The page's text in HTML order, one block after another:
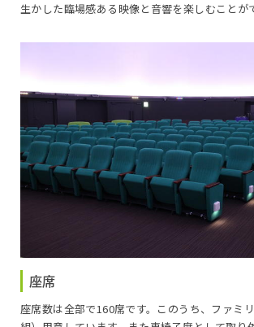
生かした臨場感ある映像と音響を楽しむことが
座席
座席数は全部で160席です。このうち、ファミ